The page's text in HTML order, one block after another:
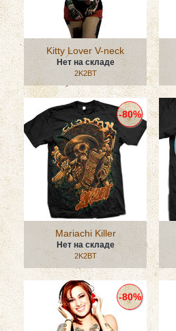
Kitty Lover V-neck
Нет на складе
2K2BT
Mariachi Killer
Нет на складе
2K2BT
-80%
-80%